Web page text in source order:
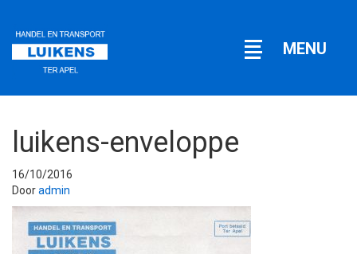
Open
MENU
luikens-enveloppe
16/10/2016
Dooradmin